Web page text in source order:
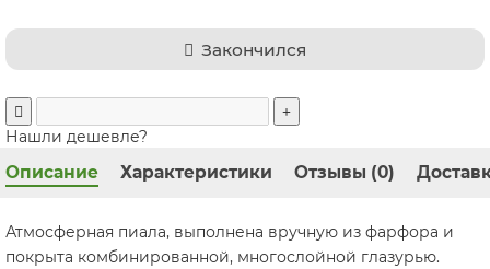
Закончился
Нашли дешевле?
Описание Характеристики Отзывы (0)
Атмосферная пиала, выполнена вручную из фарфора и
покрыта комбинированной, многослойной глазурью.